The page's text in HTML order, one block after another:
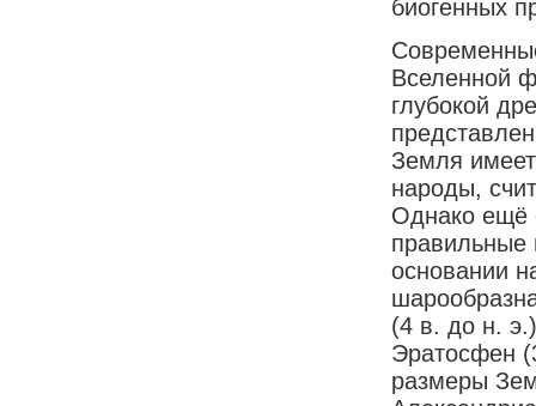
биогенных
Вселенной
глубокой
Земля
народы,
Однако ещё
правильные
основании
(4 в. до н.
Эратосфен
размеры